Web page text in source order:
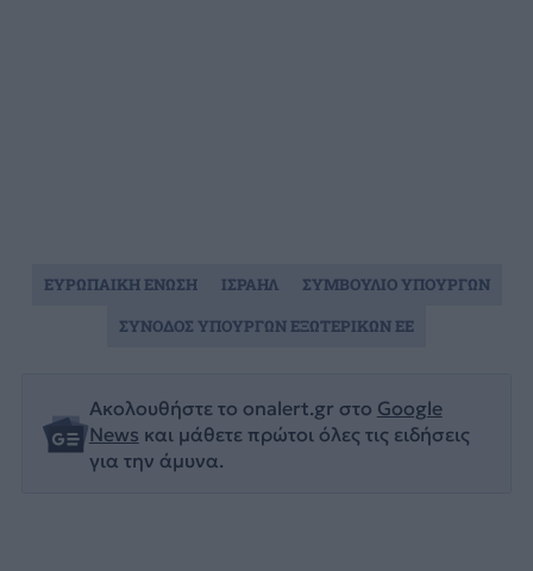
Ακολουθήστε το onalert.gr στο Google
News και μάθετε πρώτοι όλες τις ειδήσεις
για την άμυνα.
ΕΥΡΩΠΑΙΚΗ ΕΝΩΣΗ ΙΣΡΑΗΛ
ΣΥΜΒΟΥΛΙΟ ΥΠΟΥΡΓΩΝ
ΣΥΝΟΔΟΣ ΥΠΟΥΡΓΩΝ ΕΞΩΤΕΡΙΚΩΝ ΕΕ